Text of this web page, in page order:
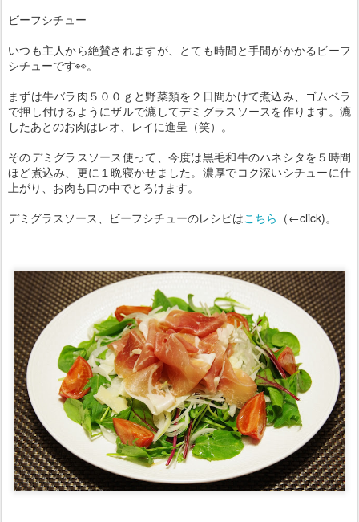
ビーフシチュー
いつも主人から絶賛されますが、とても時間と手間がかかるビーフ
シチューです👀。
まずは牛バラ肉５００ｇと野菜類を２日間かけて煮込み、ゴムベラ
で押し付けるようにザルで漉してデミグラスソースを作ります。漉
したあとのお肉はレオ、レイに進呈（笑）。
そのデミグラスソース使って、今度は黒毛和牛のハネシタを５時間
ほど煮込み、更に１晩寝かせました。濃厚でコク深いシチューに仕
上がり、お肉も口の中でとろけます。
デミグラスソース、ビーフシチューのレシピはこちら （←click)。